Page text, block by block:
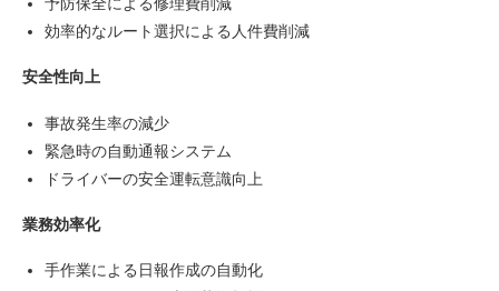
予防保全による修理費削減
効率的なルート選択による人件費削減
安全性向上
事故発生率の減少
緊急時の自動通報システム
ドライバーの安全運転意識向上
業務効率化
手作業による日報作成の自動化